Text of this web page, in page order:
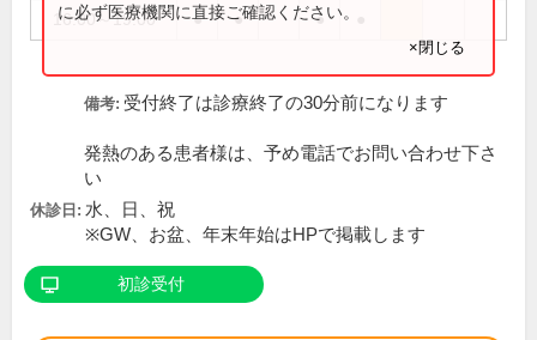
16:00～19:00 ● ● ●
に必ず医療機関に直接ご確認ください。
×閉じる
備考: 受付終了は診療終了の30分前になります
発熱のある患者様は、予め電話でお問い合わせ下さ
い
休診日: 水、日、祝
※GW、お盆、年末年始はHPで掲載します
初診受付